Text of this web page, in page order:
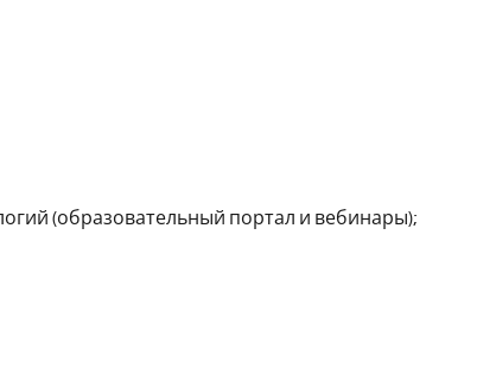
(образовательный портал и вебинары);